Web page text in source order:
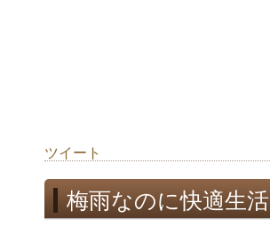
ツイート
梅雨なのに快適生活